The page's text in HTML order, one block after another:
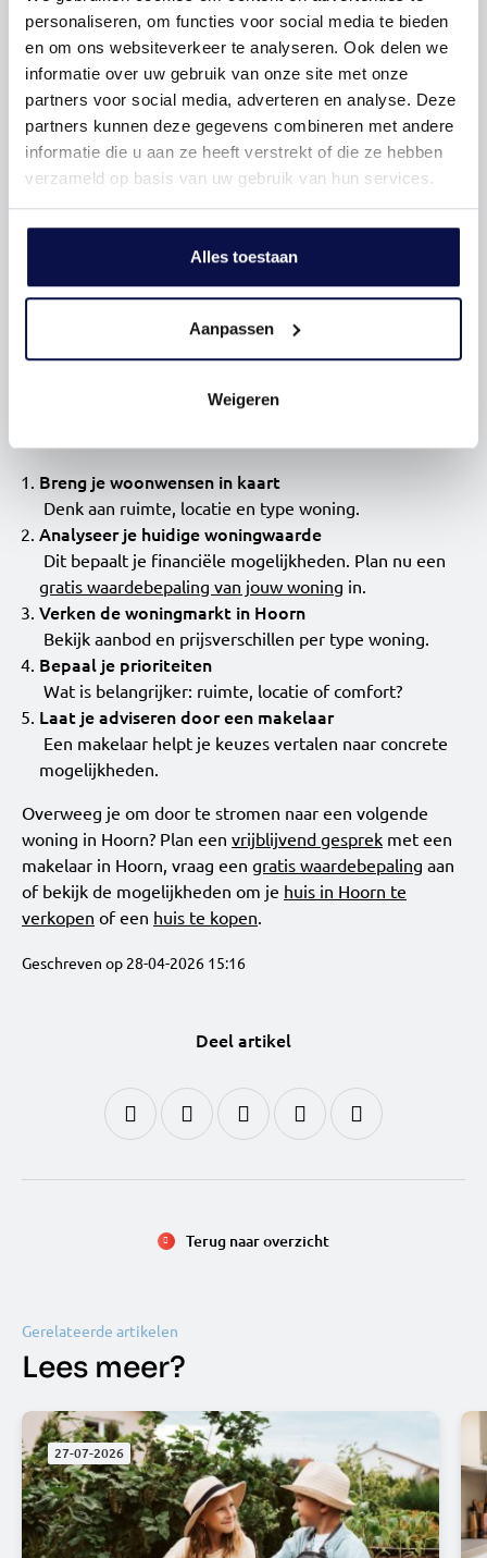
personaliseren, om functies voor social media te bieden
en om ons websiteverkeer te analyseren. Ook delen we
informatie over uw gebruik van onze site met onze
partners voor social media, adverteren en analyse. Deze
partners kunnen deze gegevens combineren met andere
informatie die u aan ze heeft verstrekt of die ze hebben
verzameld op basis van uw gebruik van hun services.
Alles toestaan
Aanpassen
Weigeren
Levensloopbestendige woningen winnen aan populariteit
bij doorstromers die vooruitkijken. Denk aan:
gelijkvloers wonen
appartementen met lift
woningen met slaapkamer en badkamer op de
begane grond
“We zien dat mensen eerder nadenken over de
toekomst. Minder onderhoud en gemak worden
Kom erachter wat een aankoopmakelaar voor jou kan
welk woningtype bij je past
Breng je woonwensen in kaart
Denk aan ruimte, locatie en type woning.
Analyseer je huidige woningwaarde
Dit bepaalt je financiële mogelijkheden. Plan nu een
gratis waardebepaling van jouw woning in.
Verken de woningmarkt in Hoorn
Bekijk aanbod en prijsverschillen per type woning.
Bepaal je prioriteiten
Wat is belangrijker: ruimte, locatie of comfort?
Laat je adviseren door een makelaar
Een makelaar helpt je keuzes vertalen naar concrete
mogelijkheden.
Overweeg je om door te stromen naar een volgende
woning in Hoorn? Plan een vrijblijvend gesprek met een
makelaar in Hoorn, vraag een gratis waardebepaling aan
of bekijk de mogelijkheden om je huis in Hoorn te
verkopen of een huis te kopen.
Geschreven op 28-04-2026 15:16
Deel artikel
Terug naar overzicht
Gerelateerde artikelen
Lees meer?
27-07-2026